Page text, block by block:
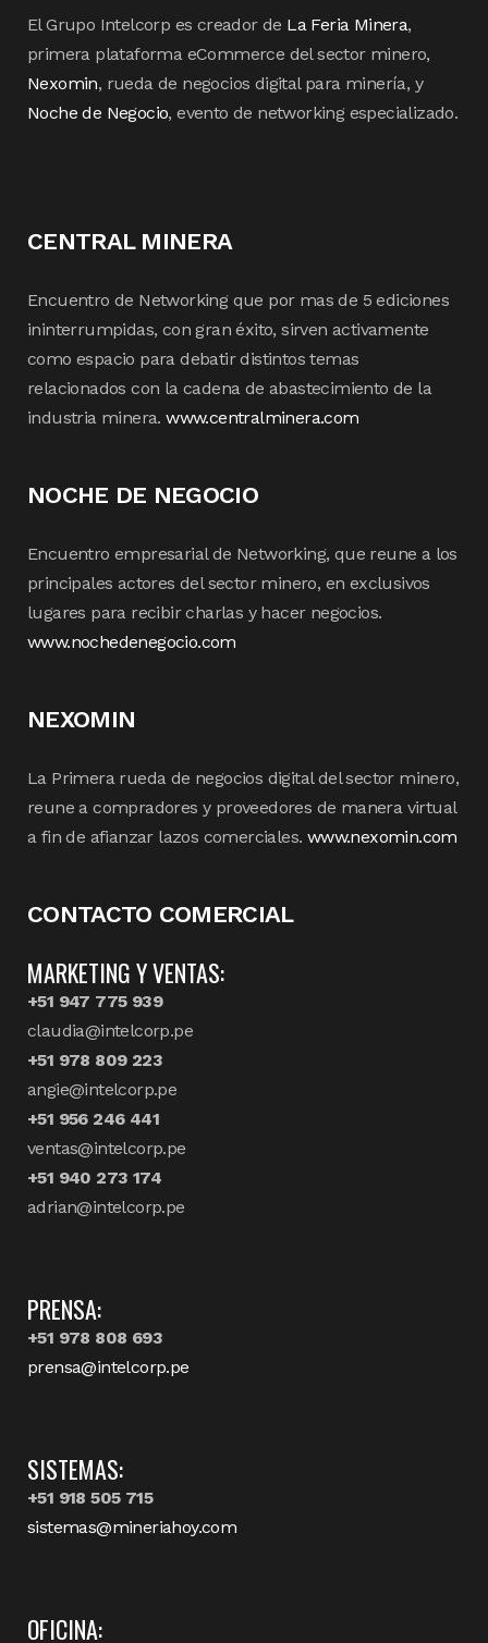
El Grupo Intelcorp es creador de La Feria Minera,
primera plataforma eCommerce del sector minero,
Nexomin, rueda de negocios digital para minería, y
Noche de Negocio, evento de networking especializado.
CENTRAL MINERA
Encuentro de Networking que por mas de 5 ediciones
ininterrumpidas, con gran éxito, sirven activamente
como espacio para debatir distintos temas
relacionados con la cadena de abastecimiento de la
industria minera.www.centralminera.com
NOCHE DE NEGOCIO
Encuentro empresarial de Networking, que reune a los
principales actores del sector minero, en exclusivos
lugares para recibir charlas y hacer negocios.
www.nochedenegocio.com
NEXOMIN
La Primera rueda de negocios digital del sector minero,
reune a compradores y proveedores de manera virtual
a fin de afianzar lazos comerciales. www.nexomin.com
CONTACTO COMERCIAL
MARKETING Y VENTAS:
+51 947 775 939
claudia@intelcorp.pe
+51 978 809 223
angie@intelcorp.pe
+51 956 246 441
ventas@intelcorp.pe
+51 940 273 174
adrian@intelcorp.pe
PRENSA:
+51 978 808 693
prensa@intelcorp.pe
SISTEMAS:
+51 918 505 715
sistemas@mineriahoy.com
OFICINA: